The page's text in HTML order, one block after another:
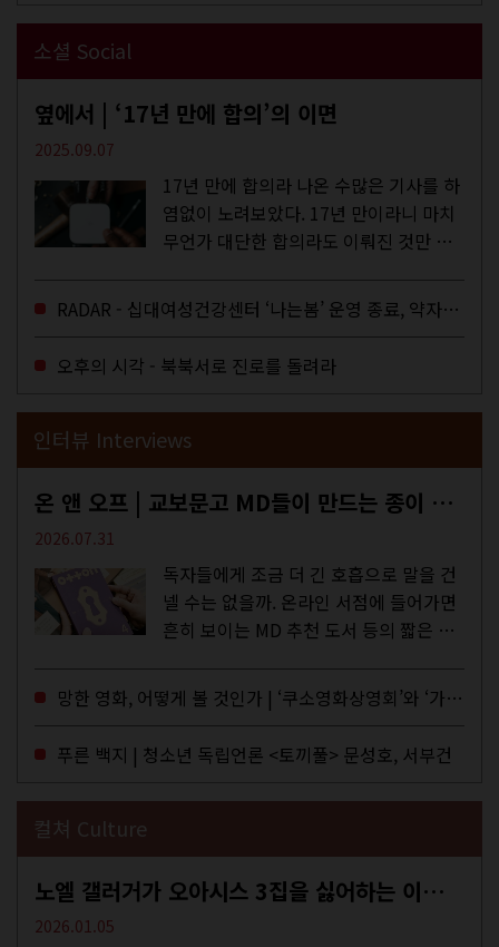
소셜 Social
옆에서 | ‘17년 만에 합의’의 이면
2025.09.07
17년 만에 합의라 나온 수많은 기사를 하
염없이 노려보았다. 17년 만이라니 마치
무언가 대단한 합의라도 이뤄진 것만 같
을 결정하는 심의기구인 최저임금위원회
에 대한 소식을 전하는 기사였는데,...
RADAR - 십대여성건강센터 ‘나는봄’ 운영 종료, 약자로부터 멀어지는 도시
오후의 시각 - 북북서로 진로를 돌려라
인터뷰 Interviews
온 앤 오프 | 교보문고 MD들이 만드는 종이 잡지 <어떤>
2026.07.31
독자들에게 조금 더 긴 호흡으로 말을 건
넬 수는 없을까. 온라인 서점에 들어가면
흔히 보이는 MD 추천 도서 등의 짧은 문
MD들의 고민 끝에 세상 밖으로 나온 종
이 잡지 어떤(otton). 지난해 12월...
망한 영화, 어떻게 볼 것인가 | ‘쿠소영화상영회’와 ‘가자미’의 이야기
푸른 백지 | 청소년 독립언론 <토끼풀> 문성호, 서부건
컬쳐 Culture
노엘 갤러거가 오아시스 3집을 싫어하는 이유 | DEFINITELY MAYBE, AGAIN
2026.01.05